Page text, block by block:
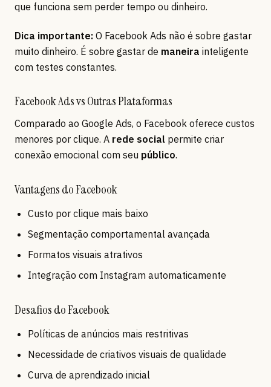
que funciona sem perder tempo ou dinheiro.
Dica importante: O Facebook Ads não é sobre gastar
muito dinheiro. É sobre gastar de maneira inteligente
com testes constantes.
Facebook Ads vs Outras Plataformas
Comparado ao Google Ads, o Facebook oferece custos
menores por clique. A rede social permite criar
conexão emocional com seu público.
Vantagens do Facebook
Custo por clique mais baixo
Segmentação comportamental avançada
Formatos visuais atrativos
Integração com Instagram automaticamente
Desafios do Facebook
Políticas de anúncios mais restritivas
Necessidade de criativos visuais de qualidade
Curva de aprendizado inicial